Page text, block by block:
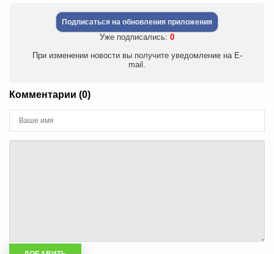
Подписаться на обновления приложения
Уже подписались: 0
При изменении новости вы получите уведомление на E-
mail.
Комментарии (0)